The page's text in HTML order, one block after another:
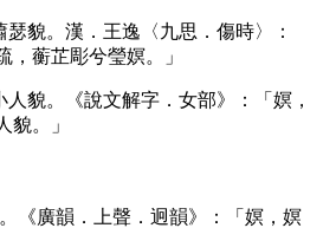
瑟貌。漢．王逸〈九思．傷時〉：
，蘅芷彫兮瑩嫇。」
人貌。《說文解字．女部》：「嫇，
貌。」
。《廣韻．上聲．迥韻》：「嫇，嫇